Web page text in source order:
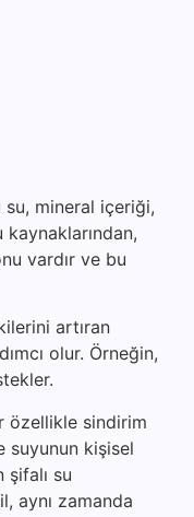
su, mineral içeriği,
vardır ve bu
artıran
olur. Örneğin,
özellikle sindirim
suyunun kişisel
su
aynı zamanda